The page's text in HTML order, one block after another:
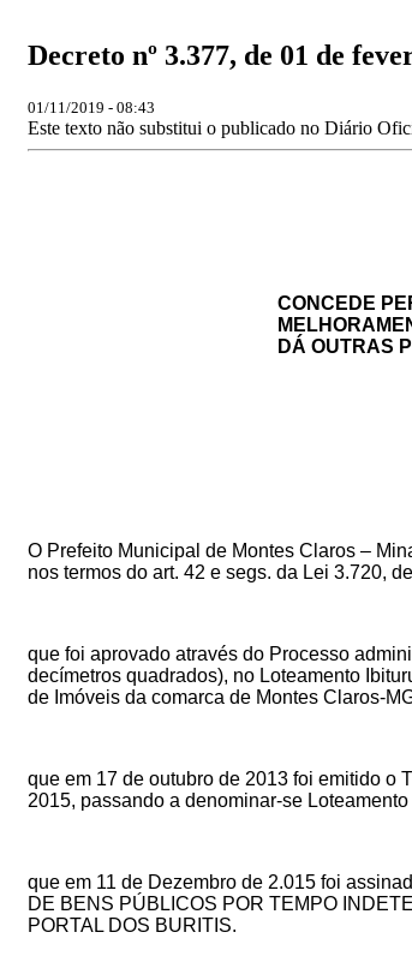
Decreto nº 3.377, de 01 de
01/11/2019 - 08:43
Este texto não substitui o publicado no Diário
CONCEDE
DÁ OUTRAS
O Prefeito Municipal de Montes Claros –
nos termos do art. 42 e segs. da Lei 3.720,
que foi aprovado através do Processo
decímetros quadrados), no Loteamento
de Imóveis da comarca de Montes Claros-
que em 17 de outubro de 2013 foi emitido o
2015, passando a denominar-se
que em 11 de Dezembro de 2.015 foi
DE BENS PÚBLICOS POR TEMPO
PORTAL DOS BURITIS.